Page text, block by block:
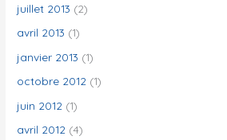
juillet 2013 (2)
avril 2013 (1)
janvier 2013 (1)
octobre 2012 (1)
juin 2012 (1)
avril 2012 (4)